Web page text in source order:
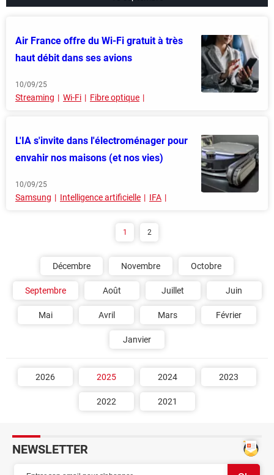
Air France offre du Wi-Fi gratuit à très
haut débit dans ses avions
10/09/25
Streaming Wi-Fi Fibre optique
L'IA s'invite dans l'électroménager pour
envahir nos maisons (et nos vies)
10/09/25
Samsung Intelligence artificielle IFA
1 2
Décembre Novembre Octobre
Septembre Août Juillet Juin
Mai Avril Mars Février
Janvier
2026 2025 2024 2023
2022 2021
NEWSLETTER